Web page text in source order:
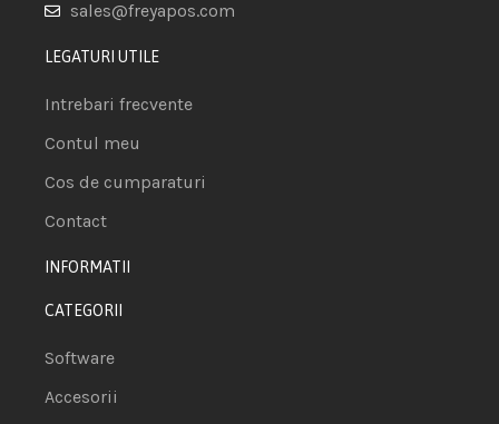
sales@freyapos.com
LEGATURI UTILE
Intrebari frecvente
Contul meu
Cos de cumparaturi
Contact
INFORMATII
CATEGORII
Software
Accesorii